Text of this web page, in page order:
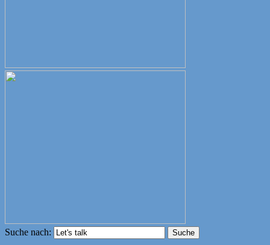
Suche nach: Suche